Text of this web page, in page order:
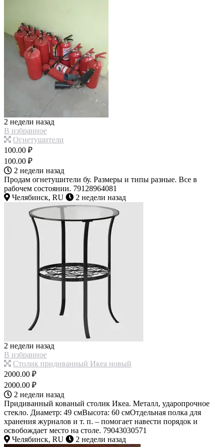
2 недели назад
В избранное
Огнетушители
100.00 ₽
100.00 ₽
2 недели назад
Продам огнетушители бу. Размеры и типы разные. Все в
рабочем состоянии. 79128964081
Челябинск, RU
2 недели назад
2 недели назад
В избранное
Столик придиванный Икеа новый
2000.00 ₽
2000.00 ₽
2 недели назад
Придиванный кованый столик Икеа. Металл, ударопрочное
стекло. Диаметр: 49 смВысота: 60 смОтдельная полка для
хранения журналов и т. п. – помогает навести порядок и
освобождает место на столе. 79043030571
Челябинск, RU
2 недели назад